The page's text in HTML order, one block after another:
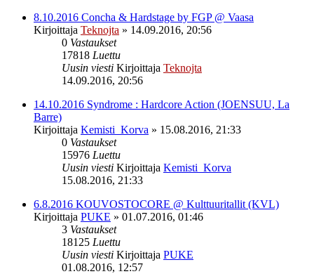
8.10.2016 Concha & Hardstage by FGP @ Vaasa
Kirjoittaja Teknojta » 14.09.2016, 20:56
0 Vastaukset
17818 Luettu
Uusin viesti Kirjoittaja Teknojta
14.09.2016, 20:56
14.10.2016 Syndrome : Hardcore Action (JOENSUU, La
Barre)
Kirjoittaja Kemisti_Korva » 15.08.2016, 21:33
0 Vastaukset
15976 Luettu
Uusin viesti Kirjoittaja Kemisti_Korva
15.08.2016, 21:33
6.8.2016 KOUVOSTOCORE @ Kulttuuritallit (KVL)
Kirjoittaja PUKE » 01.07.2016, 01:46
3 Vastaukset
18125 Luettu
Uusin viesti Kirjoittaja PUKE
01.08.2016, 12:57